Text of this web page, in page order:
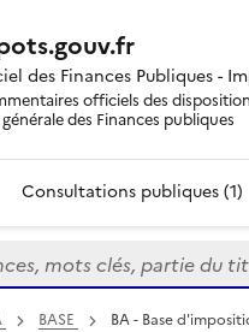
des Finances Publiques -
officiels des
des Finances publiques
Consultations publiques (1)
mots clés, partie du titre)
BASE BA - Base